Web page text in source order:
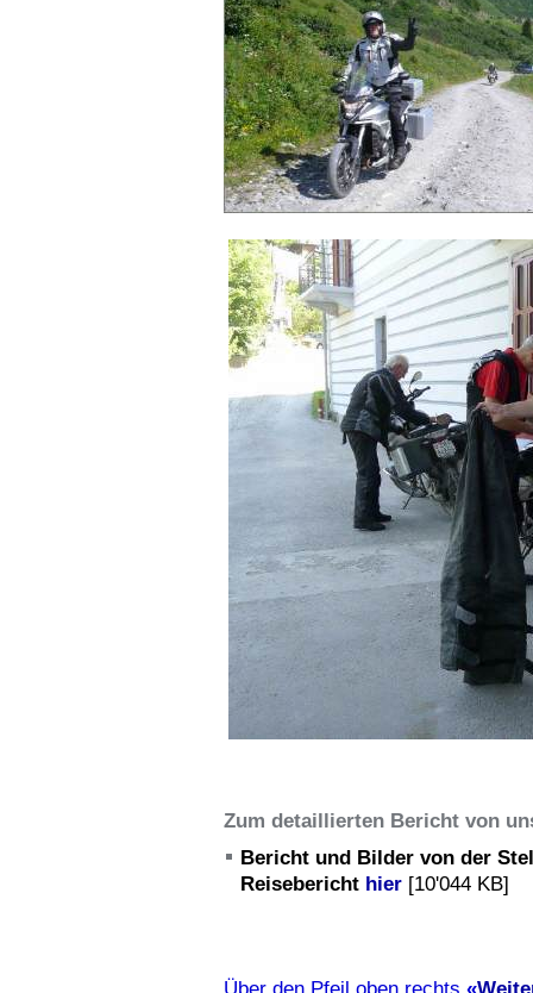
Zum detaillierten Bericht von
Bericht und Bilder von der
Reisebericht hier [10'044 KB]
Über den Pfeil oben rechts «